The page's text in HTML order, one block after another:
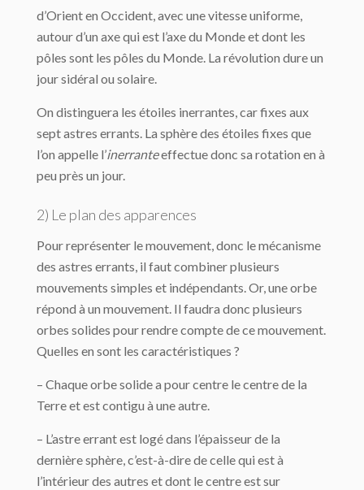
d’Orient en Occident, avec une vi­tesse uniforme,
autour d’un axe qui est l’axe du Monde et dont les
pôles sont les pôles du Monde. La révolution dure un
jour sidéral ou solaire.
On distinguera les étoiles inerrantes, car fixes aux
sept astres errants. La sphère des étoiles fixes que
l’on appelle l’inerranteeffectue donc sa rotation en à
peu près un jour.
2) Le plan des apparences
Pour représenter le mouvement, donc le mécanisme
des astres errants, il faut combiner plusieurs
mouvements simples et indépendants. Or, une orbe
répond à un mouvement. Il faudra donc plusieurs
orbes solides pour rendre compte de ce mouvement.
Quelles en sont les caractéristiques ?
– Chaque orbe solide a pour centre le centre de la
Terre et est contigu à une autre.
– L’astre errant est logé dans l’épaisseur de la
dernière sphère, c’est-à-dire de celle qui est à
l’intérieur des autres et dont le centre est sur